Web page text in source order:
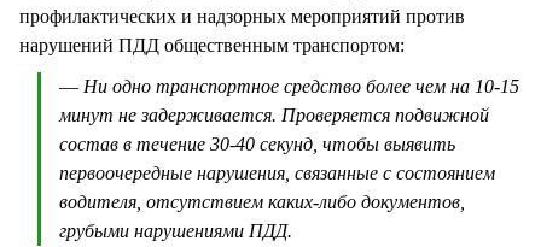
профилактических и надзорных мероприятий против
нарушений ПДД общественным транспортом:
— Ни одно транспортное средство более чем на 10-15
минут не задерживается. Проверяется подвижной
состав в течение 30-40 секунд, чтобы выявить
первоочередные нарушения, связанные с состоянием
водителя, отсутствием каких-либо документов,
грубыми нарушениями ПДД.